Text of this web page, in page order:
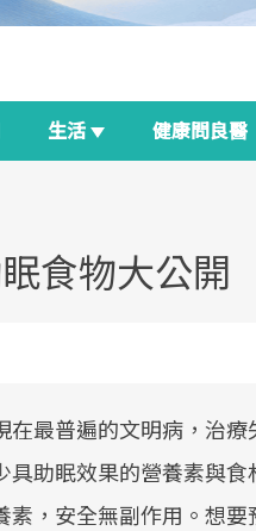
生活 健康問良醫
食物大公開
最普遍的文明病，治療
助眠效果的營養素與食
素，安全無副作用。想
面對超高齡社會
邁向「健康照護
2025年，就到良
健康新生活」，
良醫健康網從「
發，透過醫學觀